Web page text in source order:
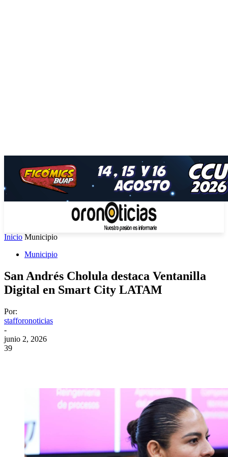
Inicio Municipio
Municipio
San Andrés Cholula destaca Ventanilla
Digital en Smart City LATAM
Por:
stafforonoticias
-
junio 2, 2026
39